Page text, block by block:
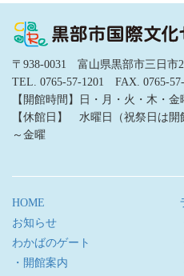
〒938-0031 富山県黒部市三日市
TEL. 0765-57-1201 FAX. 0765-
【開館時間】日・月・火・木・
【休館日】 水曜日（祝祭日は
～金曜
HOME
お知らせ
わかばのゲート
・開館案内